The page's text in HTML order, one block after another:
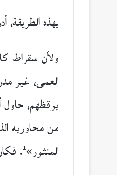
بهذه
ولأن سقراط
العمى، غير
يوقظهم،
من محاوريه
المنثور»1
.